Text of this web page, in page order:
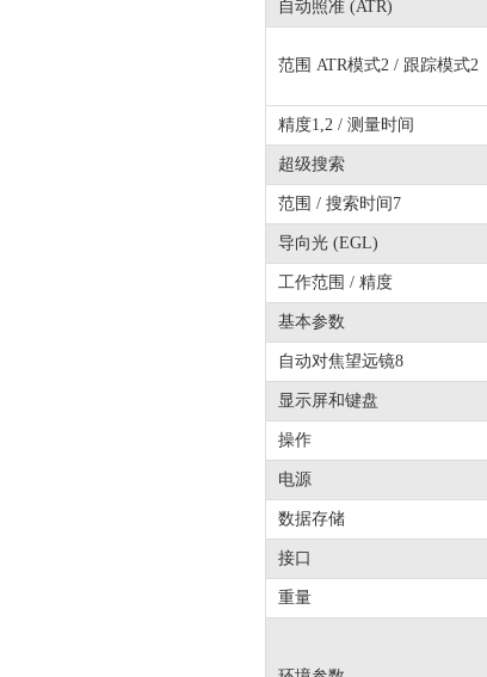
自动照准 (ATR)
范围 ATR模式2 / 跟踪模式2
精度1,2 / 测量时间
超级搜索
范围 / 搜索时间7
导向光 (EGL)
工作范围 / 精度
基本参数
自动对焦望远镜8
显示屏和键盘
操作
电源
数据存储
接口
重量